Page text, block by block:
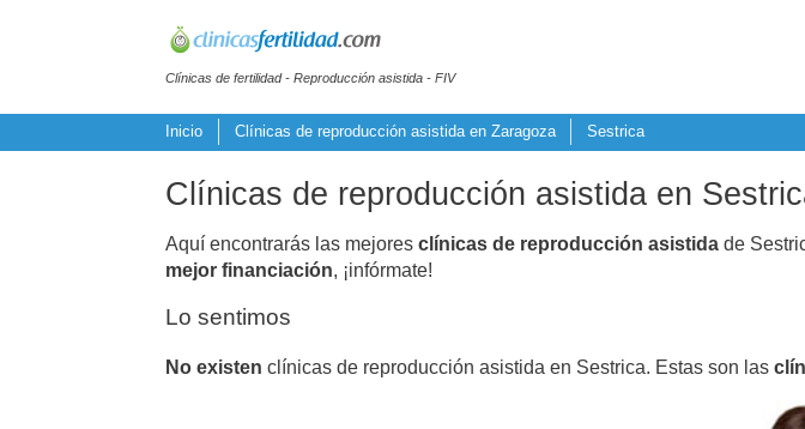
Clínicas de fertilidad - Reproducción asistida - FIV
Inicio Clínicas de reproducción asistida en Zaragoza Sestrica
Clínicas de reproducción asistida en
Aquí encontrarás las mejores clínicas de reproducción asistida de
mejor financiación, ¡infórmate!
Lo sentimos
No existen clínicas de reproducción asistida en Sestrica. Estas son las